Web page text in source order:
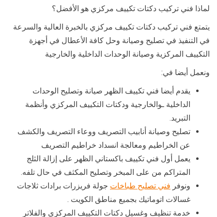
لماذا فني تركيب دكتات تكييف مركزي هو الأفضل؟
يتمتع فني تركيب دكتات تكييف مركزي بالخبرة العالية والسرعة
في التنفيذ في تصليح وصيانة وحل كافة الأعطال في أجهزة
التكييف المركزية وصيانة الوحدات الداخلية والخارجية
ونعمل أيضا في:
يقدم أيضا فني تكييف الظهر صيانة وتصليح الوحدات
الداخلية ـوالخارجية ودكتات التكييف المركزي وأنظمة
التبريد.
تصليح وصيانة أنابيب التصريف ووعاء التصريف والكشف
عن الخراطيم ومعالجة انسداد خراطيم التصريف
يعمل أول فني تكييف باكستاني الظهر على إزالة الثلج
المتراكم من على المبخر وتصليح المكثف في حال تلفه.
ونوفر فني تصليح طباخات جولة فريزرات برادات ثلاجات
غسالات اتوماتيك بجميع مناطق الكويت .
خدمة تنظيف وغسيل دكتات التكييف المركزي والفلاتر